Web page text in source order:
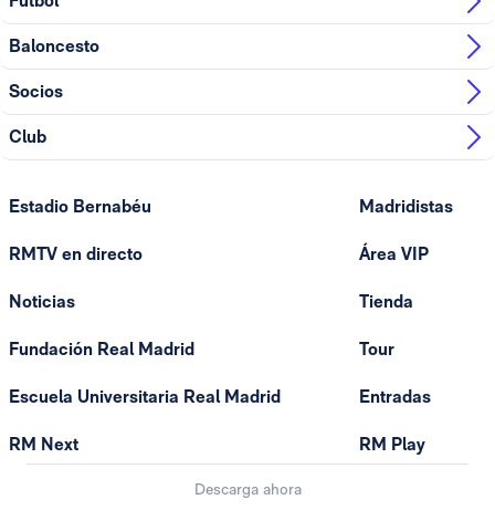
Baloncesto
Socios
Club
Estadio Bernabéu
RMTV en directo
Noticias
Fundación Real Madrid
Escuela Universitaria Real Madrid
RM Next
Madridistas
Área VIP
Tienda
Tour
Entradas
RM Play
Descarga ahora